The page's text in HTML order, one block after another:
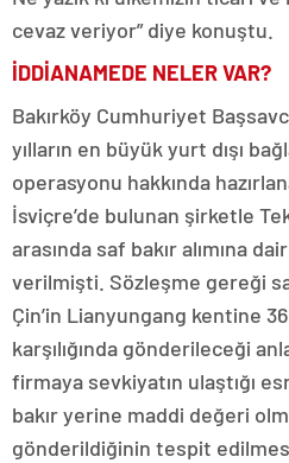
cevaz veriyor” diye konuştu.
İDDİANAMEDE NELER VAR?
Bakırköy Cumhuriyet
yılların en büyük yurt dışı
operasyonu hakkında
İsviçre’de bulunan şirketle
arasında saf bakır alımına
verilmişti. Sözleşme gereği
Çin’in Lianyungang kentine
karşılığında gönderileceği
firmaya sevkiyatın ulaştığı
bakır yerine maddi değeri
gönderildiğinin tespit